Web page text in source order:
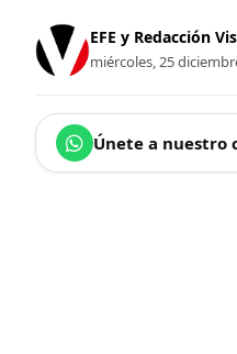
EFE y Redacción
miércoles, 25
Únete a nuestro